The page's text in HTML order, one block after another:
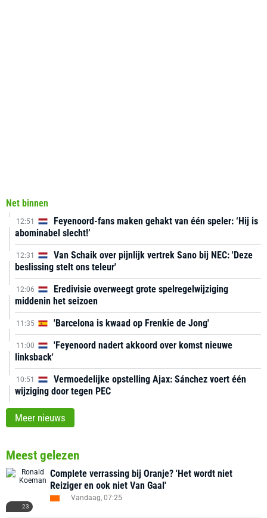
Net binnen
12:51
Feyenoord-fans maken gehakt van één speler: ‘Hij is
abominabel slecht!’
12:31
Van Schaik over pijnlijk vertrek Sano bij NEC: 'Deze
beslissing stelt ons teleur'
12:06
Eredivisie overweegt grote spelregelwijziging
middenin het seizoen
11:35 'Barcelona is kwaad op Frenkie de Jong'
11:00
'Feyenoord nadert akkoord over komst nieuwe
linksback'
10:51
Vermoedelijke opstelling Ajax: Sánchez voert één
wijziging door tegen PEC
Meer nieuws
Meest gelezen
23
Complete verrassing bij Oranje? 'Het wordt niet
Reiziger en ook niet Van Gaal'
Vandaag, 07:25